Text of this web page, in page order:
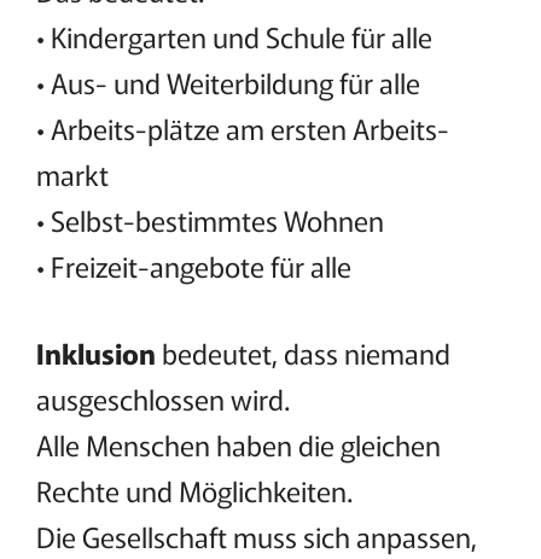
• Kindergarten und Schule für alle
• Aus- und Weiterbildung für alle
• Arbeits-plätze am ersten Arbeits-
markt
• Selbst-bestimmtes Wohnen
• Freizeit-angebote für alle
Inklusion bedeutet, dass niemand
ausgeschlossen wird.
Alle Menschen haben die gleichen
Rechte und Möglichkeiten.
Die Gesellschaft muss sich anpassen,